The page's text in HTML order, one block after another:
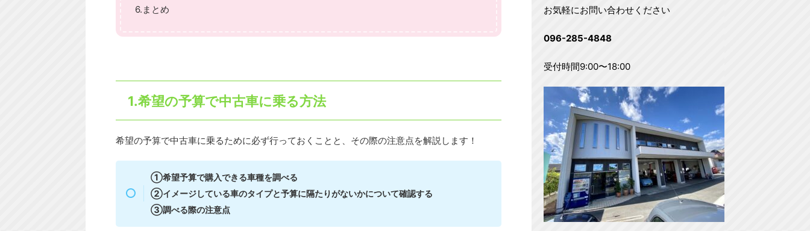
6.まとめ
1.希望の予算で中古車に乗る方法
希望の予算で中古車に乗るために必ず行っておくことと、その際の注意点を解説します！
①希望予算で購入できる車種を調べる
②イメージしている車のタイプと予算に隔たりがないかについて確認する
③調べる際の注意点
お気軽にお問い合わせください
096-285-4848
受付時間9:00〜18:00